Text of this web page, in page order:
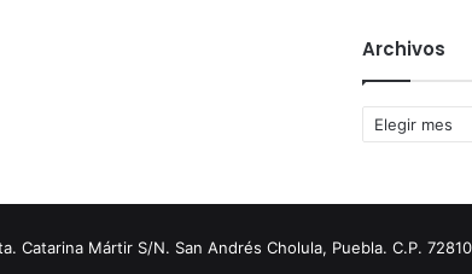
Archivos
Archivos
Mártir S/N. San Andrés Cholula, Puebla. C.P.